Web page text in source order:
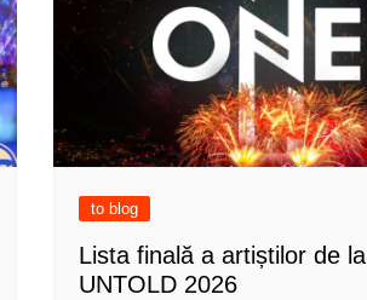
to blog
Lista finală a artiștilor de la
UNTOLD 2026